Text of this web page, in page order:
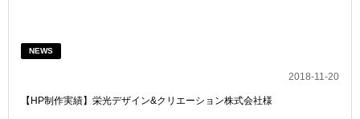
NEWS
2018-11-20
【HP制作実績】栄光デザイン&クリエーション株式会社様